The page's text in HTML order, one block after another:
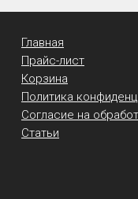
Главная
Прайс-лист
Корзина
Политика
Согласие на
Статьи